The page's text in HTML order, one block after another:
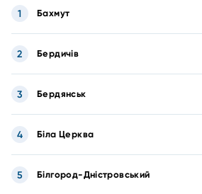
Бахмут
1
Бердичів
2
Бердянськ
3
Біла Церква
4
Білгород-Дністровський
5